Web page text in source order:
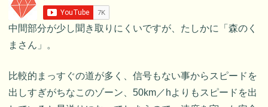
中間部分が少し聞き取りにくいですが、たしかに「森のく
まさん」。
比較的まっすぐの道が多く、信号もない事からスピードを
出しすぎがちなこのゾーン、50km／hよりもスピードを出